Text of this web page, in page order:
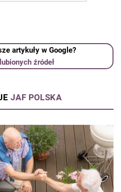
artykuły w Google?
źródeł
JAF POLSKA